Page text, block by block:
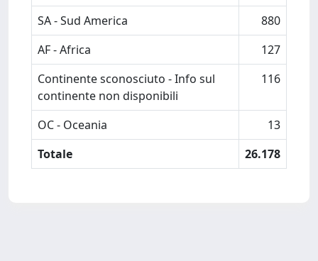
SA - Sud America
880
AF - Africa
127
Continente sconosciuto - Info sul
continente non disponibili
116
OC - Oceania
13
Totale
26.178